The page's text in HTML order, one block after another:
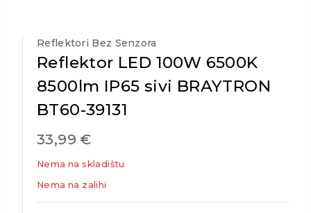
Reflektori Bez Senzora
Reflektor LED 100W 6500K
8500lm IP65 sivi BRAYTRON
BT60-39131
33,99 €
Nema na skladištu
Nema na zalihi